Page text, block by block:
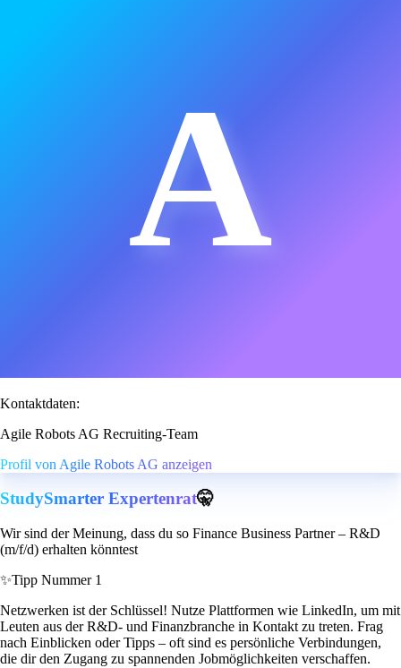
A
Kontaktdaten:
Agile Robots AG Recruiting-Team
Profil von Agile Robots AG anzeigen
StudySmarter Expertenrat🤫
Wir sind der Meinung, dass du so Finance Business Partner – R&D
(m/f/d) erhalten könntest
✨Tipp Nummer 1
Netzwerken ist der Schlüssel! Nutze Plattformen wie LinkedIn, um mit
Leuten aus der R&D- und Finanzbranche in Kontakt zu treten. Frag
nach Einblicken oder Tipps – oft sind es persönliche Verbindungen,
die dir den Zugang zu spannenden Jobmöglichkeiten verschaffen.